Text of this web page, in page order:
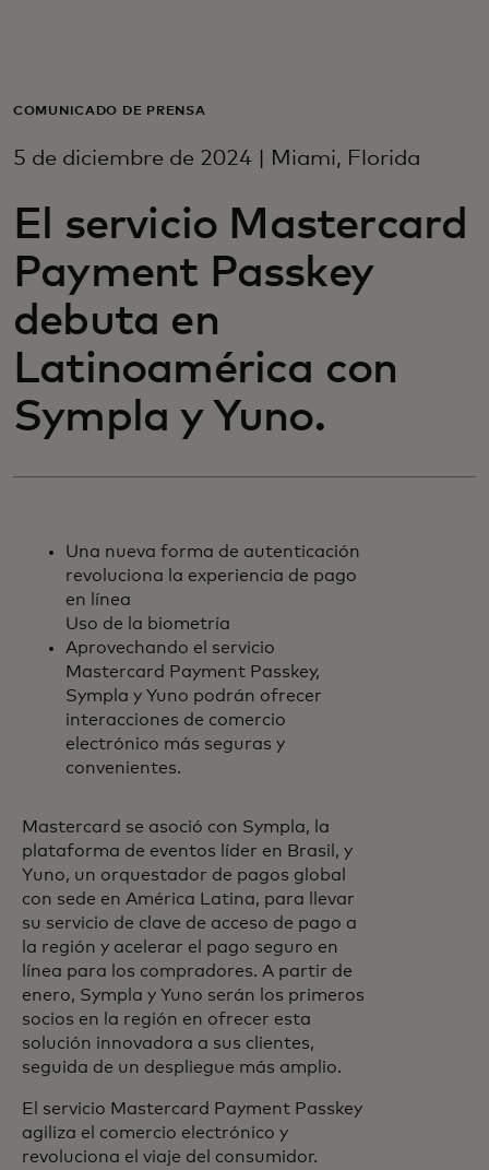
Para empresas
Para innovadores
Noticias y tendencias
COMUNICADO DE PRENSA
5 de diciembre de 2024 | Miami, Florida
El servicio Mastercard
Payment Passkey
debuta en
Latinoamérica con
Sympla y Yuno.
Una nueva forma de autenticación
revoluciona la experiencia de pago
en línea
Uso de la biometría
Aprovechando el servicio
Mastercard Payment Passkey,
Sympla y Yuno podrán ofrecer
interacciones de comercio
electrónico más seguras y
convenientes.
Mastercard se asoció con Sympla, la
plataforma de eventos líder en Brasil, y
Yuno, un orquestador de pagos global
con sede en América Latina, para llevar
su servicio de clave de acceso de pago a
la región y acelerar el pago seguro en
línea para los compradores. A partir de
enero, Sympla y Yuno serán los primeros
socios en la región en ofrecer esta
solución innovadora a sus clientes,
seguida de un despliegue más amplio.
El servicio Mastercard Payment Passkey
agiliza el comercio electrónico y
revoluciona el viaje del consumidor.